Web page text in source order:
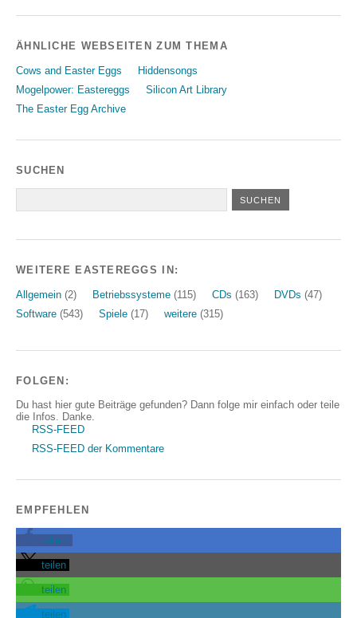
ÄHNLICHE WEBSEITEN ZUM THEMA
Cows and Easter Eggs
Hiddensongs
Mogelpower: Eastereggs
Silicon Art Library
The Easter Egg Archive
SUCHEN
WEITERE EASTEREGGS IN:
Allgemein (2) Betriebssysteme (115) CDs (163) DVDs (47)
Software (543) Spiele (17) weitere (315)
FOLGEN:
Du hast hier gute Beiträge gefunden? Dann folge mir einfach oder teile
die Infos. Danke.
RSS-FEED
RSS-FEED der Kommentare
EMPFEHLEN
teilen
teilen
teilen
teilen